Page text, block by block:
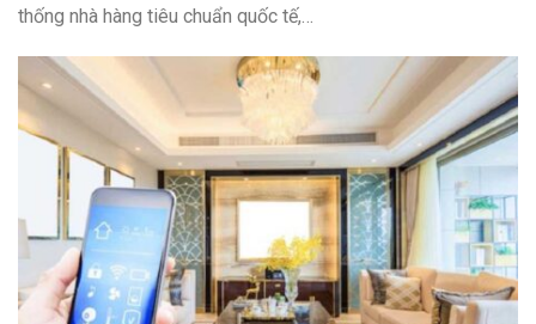
thống nhà hàng tiêu chuẩn quốc tế,…